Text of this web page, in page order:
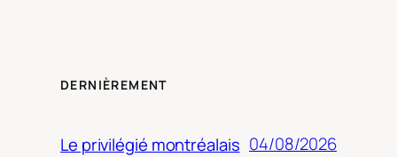
DERNIÈREMENT
Le privilégié montréalais 04/08/2026